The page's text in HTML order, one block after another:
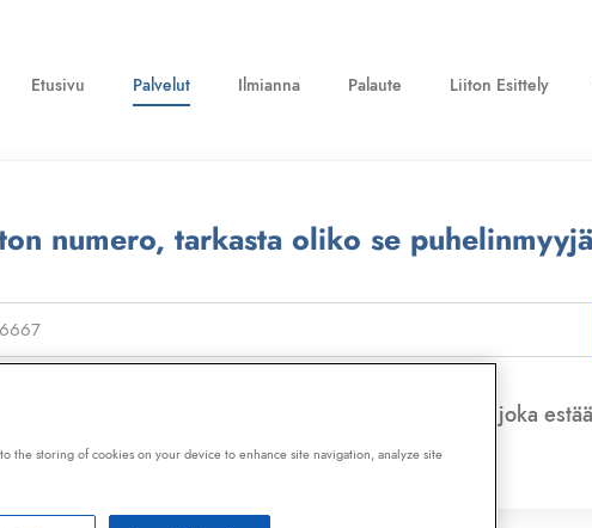
Etusivu Palvelut Ilmianna Palaute Liiton Esittely
numero, tarkasta oliko se
laajan telemarkkinointikiellon ja Kilpi-sovelluksen, joka estää
ja roskapostit.
the storing of cookies on your device to enhance site navigation, analyze site